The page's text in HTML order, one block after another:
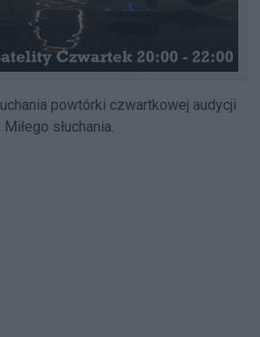
powtórki czwartkowej audycji
słuchania.